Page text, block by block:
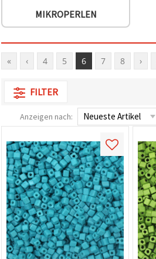
MIKROPERLEN
« ‹ 4 5 6 7 8 ›
FILTER
Anzeigen nach: